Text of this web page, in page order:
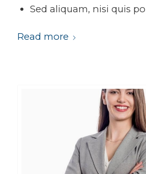
Sed aliquam, nisi quis
Read more